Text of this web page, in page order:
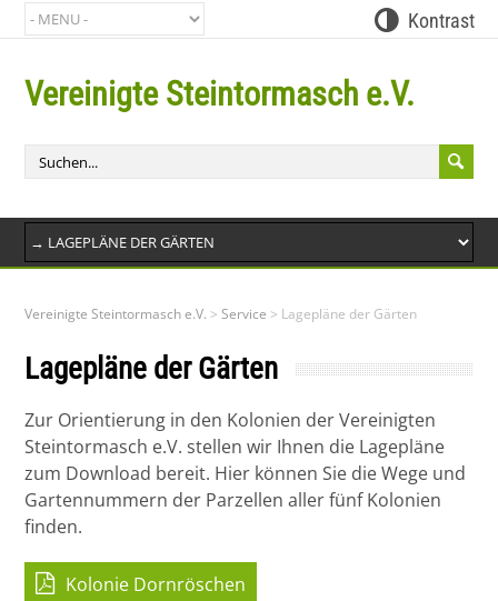
Kontrast
Vereinigte Steintormasch e.V.
Vereinigte Steintormasch e.V. >Service > Lagepläne der Gärten
Lagepläne der Gärten
Zur Orientierung in den Kolonien der Vereinigten
Steintormasch e.V. stellen wir Ihnen die Lagepläne
zum Download bereit. Hier können Sie die Wege und
Gartennummern der Parzellen aller fünf Kolonien
finden.
Kolonie Dornröschen